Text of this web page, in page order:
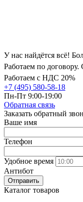
У нас найдётся всё!
Работаем по
Работаем с НДС 20%
+7 (495) 580-58-18
Пн-Пт 9:00-19:00
Обратная связь
Заказать обратный
Ваше имя
Телефон
Удобное время
Антибот
Отправить
Каталог товаров